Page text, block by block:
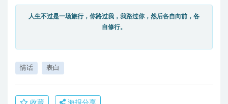
人生不过是一场旅行，你路过我，我路过你，然后各自向前，各
自修行。
情话 表白